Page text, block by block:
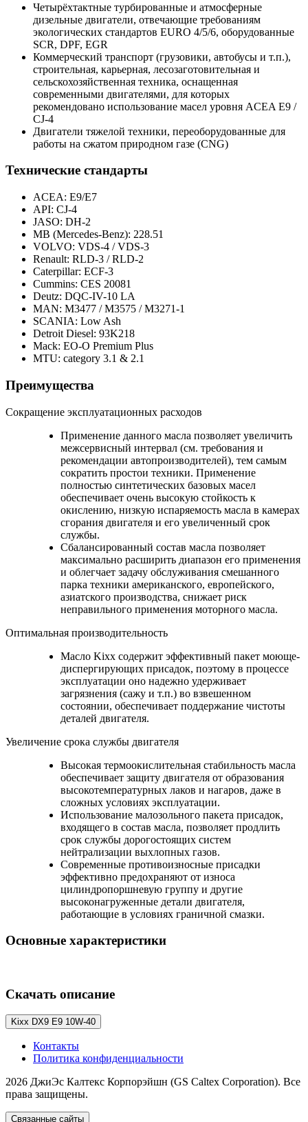
Четырёхтактные турбированные и атмосферные
дизельные двигатели, отвечающие требованиям
экологических стандартов EURO 4/5/6, оборудованные
SCR, DPF, EGR
Коммерческий транспорт (грузовики, автобусы и т.п.),
строительная, карьерная, лесозаготовительная и
сельскохозяйственная техника, оснащенная
современными двигателями, для которых
рекомендовано использование масел уровня ACEA E9 /
CJ-4
Двигатели тяжелой техники, переоборудованные для
работы на сжатом природном газе (CNG)
Технические стандарты
ACEA: E9/E7
API: CJ-4
JASO: DH-2
MB (Mercedes-Benz): 228.51
VOLVO: VDS-4 / VDS-3
Renault: RLD-3 / RLD-2
Caterpillar: ECF-3
Cummins: CES 20081
Deutz: DQC-IV-10 LA
MAN: M3477 / M3575 / M3271-1
SCANIA: Low Ash
Detroit Diesel: 93K218
Mack: EO-O Premium Plus
MTU: category 3.1 & 2.1
Преимущества
Сокращение эксплуатационных расходов
Применение данного масла позволяет увеличить
межсервисный интервал (см. требования и
рекомендации автопроизводителей), тем самым
сократить простои техники. Применение
полностью синтетических базовых масел
обеспечивает очень высокую стойкость к
окислению, низкую испаряемость масла в камерах
сгорания двигателя и его увеличенный срок
службы.
Сбалансированный состав масла позволяет
максимально расширить диапазон его применения
и облегчает задачу обслуживания смешанного
парка техники американского, европейского,
азиатского производства, снижает риск
неправильного применения моторного масла.
Оптимальная производительность
Масло Kixx содержит эффективный пакет моюще-
диспергирующих присадок, поэтому в процессе
эксплуатации оно надежно удерживает
загрязнения (сажу и т.п.) во взвешенном
состоянии, обеспечивает поддержание чистоты
деталей двигателя.
Увеличение срока службы двигателя
Высокая термоокислительная стабильность масла
обеспечивает защиту двигателя от образования
высокотемпературных лаков и нагаров, даже в
сложных условиях эксплуатации.
Использование малозольного пакета присадок,
входящего в состав масла, позволяет продлить
срок службы дорогостоящих систем
нейтрализации выхлопных газов.
Современные противоизносные присадки
эффективно предохраняют от износа
цилиндропоршневую группу и другие
высоконагруженные детали двигателя,
работающие в условиях граничной смазки.
Основные характеристики
Скачать описание
Kixx DX9 E9 10W-40
Контакты
Политика конфиденциальности
2026 ДжиЭс Калтекс Корпорэйшн (GS Caltex Corporation). Все
права защищены.
Связанные сайты